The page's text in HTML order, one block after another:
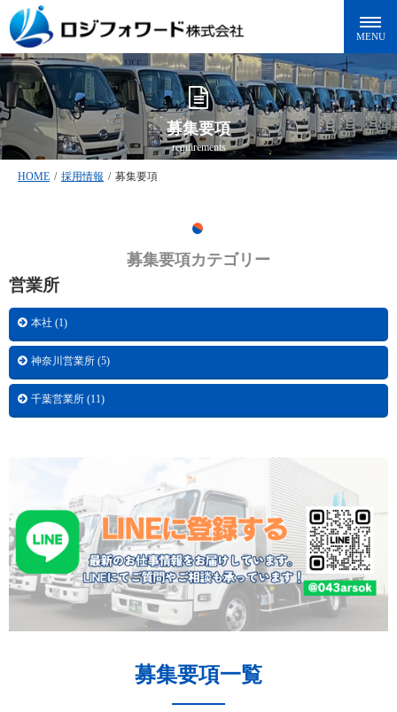
募集要項
requirements
HOME / 採用情報 / 募集要項
募集要項カテゴリー
営業所
本社 (1)
神奈川営業所 (5)
千葉営業所 (11)
募集要項一覧